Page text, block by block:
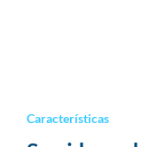
Características